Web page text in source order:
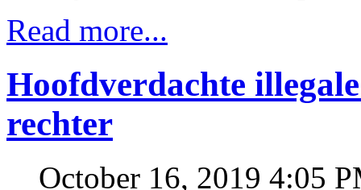
Read more...
Hoofdverdachte
rechter
October 16, 2019 4:05